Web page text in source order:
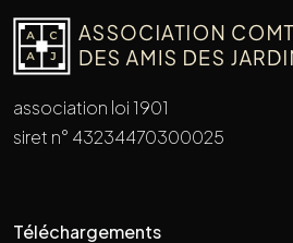
association loi 1901
siret n° 43234470300025
Téléchargements